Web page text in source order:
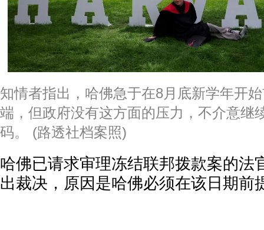
知情者指出，哈佛急于在8月底新学年开
端，但政府没有这方面的压力，不介意继
码。 (路透社档案照)
哈佛已请求审理冻结联邦拨款案的法
出裁决，原因是哈佛必须在该日期前